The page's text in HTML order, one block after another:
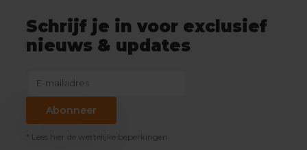
Schrijf je in voor exclusief
nieuws & updates
Abonneer
* Lees hier de wettelijke beperkingen